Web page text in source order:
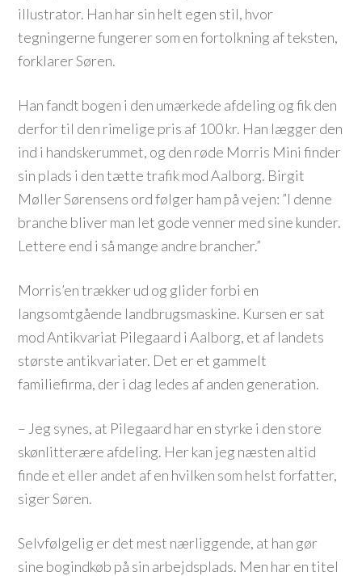
illustrator. Han har sin helt egen stil, hvor
tegningerne fungerer som en fortolkning af teksten,
forklarer Søren.
Han fandt bogen i den umærkede afdeling og fik den
derfor til den rimelige pris af 100 kr. Han lægger den
ind i handskerummet, og den røde Morris Mini finder
sin plads i den tætte trafik mod Aalborg. Birgit
Møller Sørensens ord følger ham på vejen: ”I denne
branche bliver man let gode venner med sine kunder.
Lettere end i så mange andre brancher.”
Morris’en trækker ud og glider forbi en
langsomtgående landbrugsmaskine. Kursen er sat
mod Antikvariat Pilegaard i Aalborg, et af landets
største antikvariater. Det er et gammelt
familiefirma, der i dag ledes af anden generation.
– Jeg synes, at Pilegaard har en styrke i den store
skønlitterære afdeling. Her kan jeg næsten altid
finde et eller andet af en hvilken som helst forfatter,
siger Søren.
Selvfølgelig er det mest nærliggende, at han gør
sine bogindkøb på sin arbejdsplads. Men har en titel